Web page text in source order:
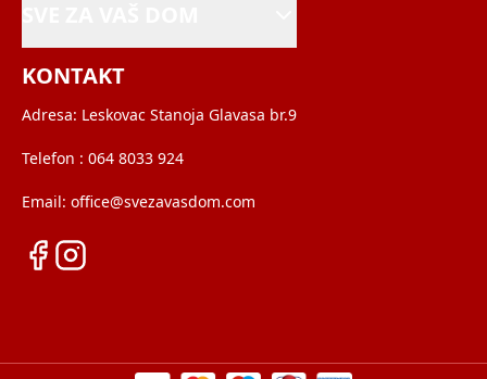
KONTAKT
Adresa: Leskovac Stanoja Glavasa br.9
Telefon : 064 8033 924
Email: office@svezavasdom.com